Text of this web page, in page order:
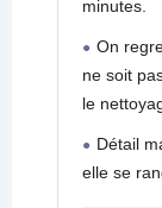
minutes.
On
ne soit
le
Détail
elle se